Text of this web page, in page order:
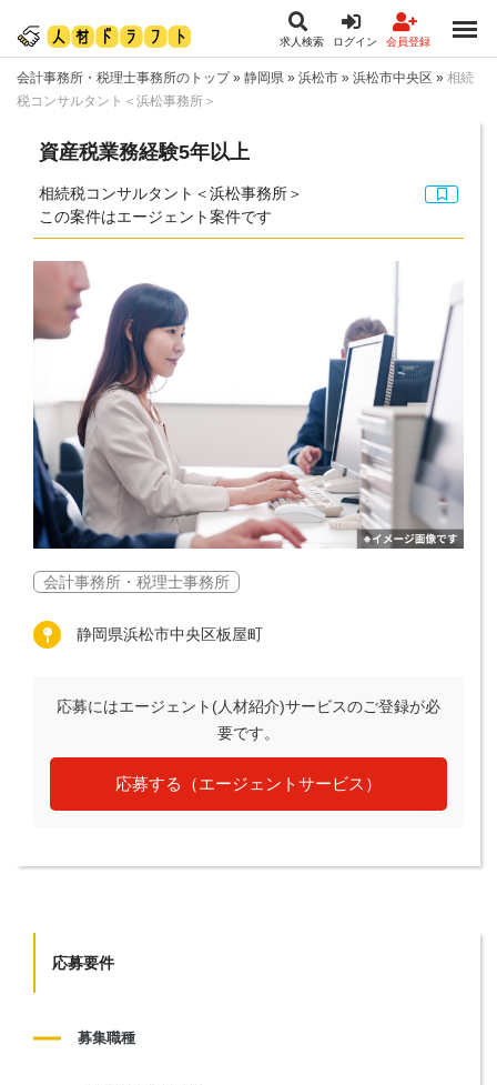
求人検索 ログイン 会員登録
会計事務所・税理士事務所のトップ» 静岡県 » 浜松市 » 浜松市中央区 » 相続
税コンサルタント＜浜松事務所＞
資産税業務経験5年以上
相続税コンサルタント＜浜松事務所＞
この案件はエージェント案件です
会計事務所・税理士事務所
静岡県浜松市中央区板屋町
応募にはエージェント(人材紹介)サービスのご登録が必
要です。
応募する（エージェントサービス）
応募要件
募集職種